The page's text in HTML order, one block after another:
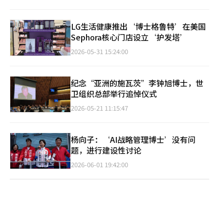
LG生活健康推出‘博士格鲁特’在美国
Sephora核心门店设立‘护发塔’
2026-05-31 15:24:00
纪念“亚洲的施瓦茨”李钟旭博士，世
卫组织总部举行追悼仪式
2026-05-21 11:15:47
杨向子：‘AI战略管理博士’没有问
题，进行建设性讨论
2026-06-01 19:42:00